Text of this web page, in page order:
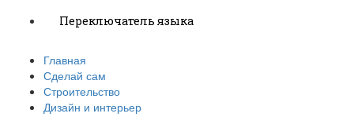
Переключатель языка
Главная
Сделай сам
Строительство
Дизайн и интерьер